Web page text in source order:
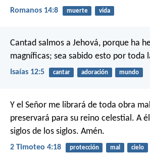
Romanos 14:8 muerte vida
Cantad salmos a Jehová, porque ha
magníficas; sea sabido esto por toda
Isaías 12:5 cantar adoración mundo
Y el Señor me librará de toda obra
preservará para su reino celestial. A
siglos de los siglos. Amén.
2 Timoteo 4:18 protección mal cielo